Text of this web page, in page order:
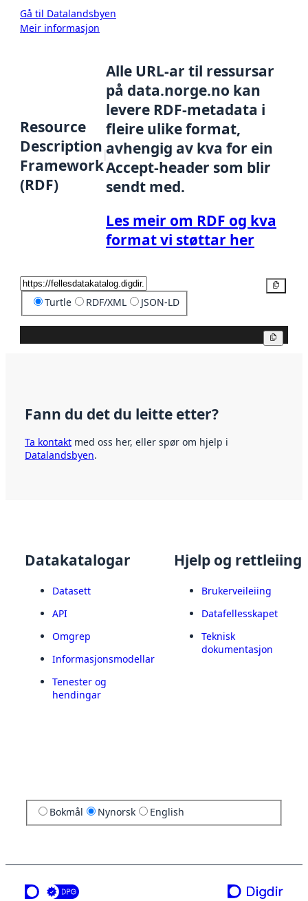
Gå til Datalandsbyen
Meir informasjon
Resource
Description
Framework
(RDF)
Alle URL-ar til ressursar
på data.norge.no kan
levere RDF-metadata i
fleire ulike format,
avhengig av kva for ein
Accept-header som blir
sendt med.
Les meir om RDF og kva
format vi støttar her
Turtle RDF/XML JSON-LD
Fann du det du leitte etter?
Ta kontakt med oss her, eller spør om hjelp i
Datalandsbyen.
Datakatalogar
Datasett
API
Omgrep
Informasjonsmodellar
Tenester og
hendingar
Hjelp og rettleiing
Brukerveileiing
Datafellesskapet
Teknisk
dokumentasjon
Bokmål Nynorsk English